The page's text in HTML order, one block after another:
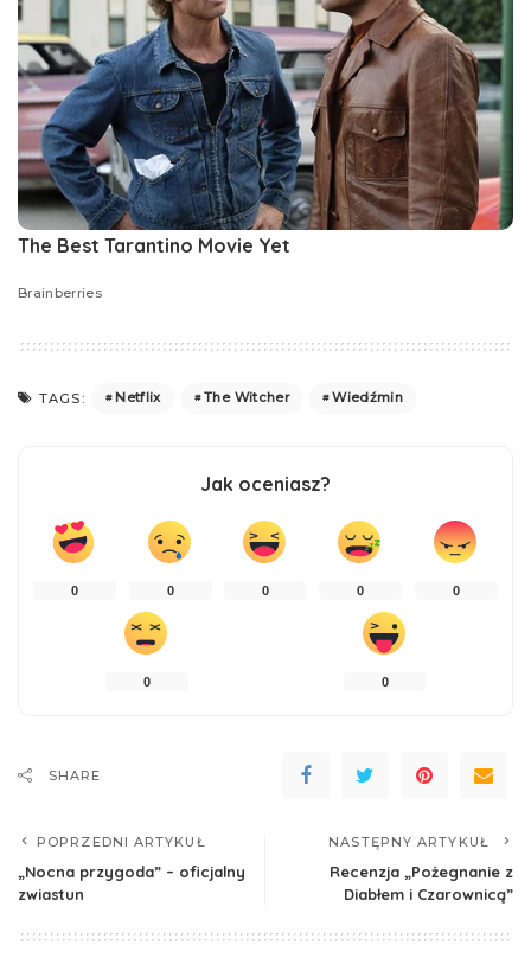
TAGS: Netflix The Witcher Wiedźmin
Jak oceniasz?
0 0 0 0 0
0 0
SHARE
POPRZEDNI ARTYKUŁ
„Nocna przygoda” – oficjalny
zwiastun
NASTĘPNY ARTYKUŁ
Recenzja „Pożegnanie z
Diabłem i Czarownicą”